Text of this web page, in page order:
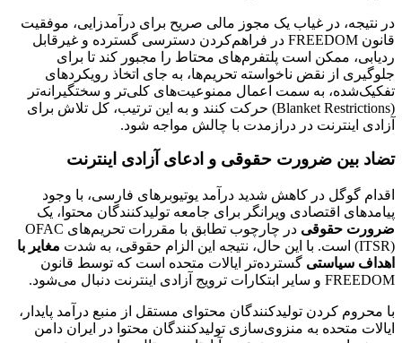
در نتیجه، در غیاب یک مجوز مالی صریح برای درآمدزایی، موفقیت
قانون FREEDOM در فراهم‌کردن دسترسی گسترده و غیرقابل
ردیابی، ممکن است پلتفرم‌های محتاط را مجبور کند تا برای
جلوگیری از نقض ناخواسته تحریم‌ها، به جای اتخاذ رویکردهای
تفکیک‌شده، به سمت اعمال ممنوعیت‌های کلی‌تر و سختگیرانه‌تر
(Blanket Restrictions) حرکت کنند و به این ترتیب، کل تلاش برای
آزادی اینترنت در درازمدت با چالش مواجه شود.
تضاد بین ضرورت حقوقی و ادعای آزادی اینترنت
اقدام گوگل در کاهش شدید درآمد یوتیوبرهای فارسی، با وجود
پیامدهای اقتصادی ویرانگر برای جامعه تولیدکنندگان محتوا، یک
ضرورت حقوقی
در چارچوب تطابق با مقررات تحریم‌های OFAC
(ITSR) است. با این حال، نتیجه این الزام حقوقی، به شدت
مغایر با
اهداف سیاستی گسترده‌تر ایالات متحده است که توسط قانون
FREEDOM و سایر ابتکارات ترویج آزادی اینترنت دنبال می‌شود.
با محروم کردن تولیدکنندگان محتوای مستقل از منبع درآمد پایدار،
ایالات متحده به منزوی‌سازی تولیدکنندگان محتوا در ایران دامن